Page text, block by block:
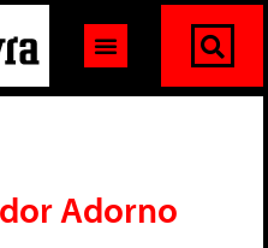
Adorno